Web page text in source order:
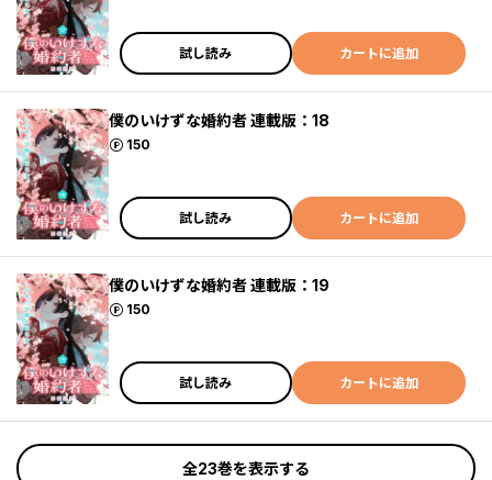
試し読み カートに追加
僕のいけずな婚約者 連載版：18
150
ポイント
試し読み カートに追加
僕のいけずな婚約者 連載版：19
150
ポイント
試し読み カートに追加
全23巻を表示する